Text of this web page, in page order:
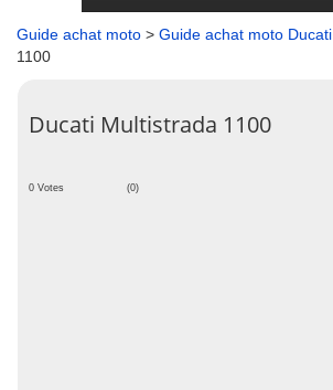
Guide achat moto > Guide achat moto Ducati
1100
Ducati Multistrada 1100
0 Votes (0)